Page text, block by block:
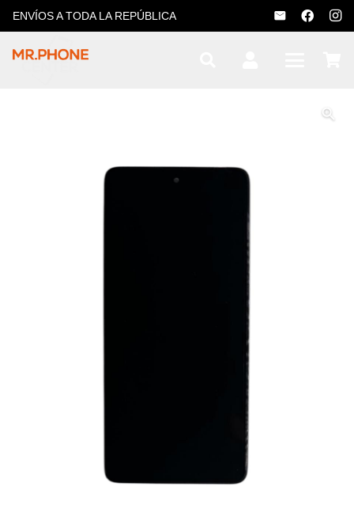
ENVÍOS A TODA LA REPÚBLICA